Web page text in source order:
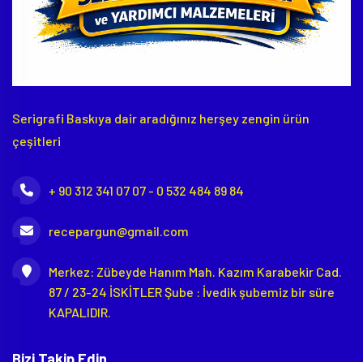
Serigrafi Baskıya dair aradığınız herşey zengin ürün
çeşitleri
+ 90 312 341 07 07 - 0 532 484 89 84
recepargun@gmail.com
Merkez: Zübeyde Hanım Mah. Kazım Karabekir Cad.
87 / 23-24 İSKİTLER Şube : İvedik şubemiz bir süre
KAPALIDIR.